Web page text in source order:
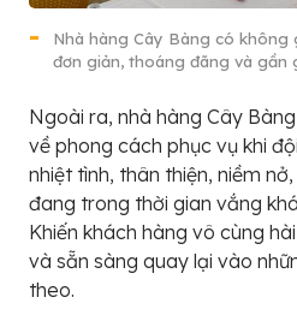
Nhà hàng Cây Bàng có không
đơn giản, thoáng đãng và gần
Ngoài ra, nhà hàng Cây
về phong cách phục vụ khi
nhiệt tình, thân thiện, niềm
đang trong thời gian vắng
Khiến khách hàng vô cùng
và sẵn sàng quay lại vào
theo.